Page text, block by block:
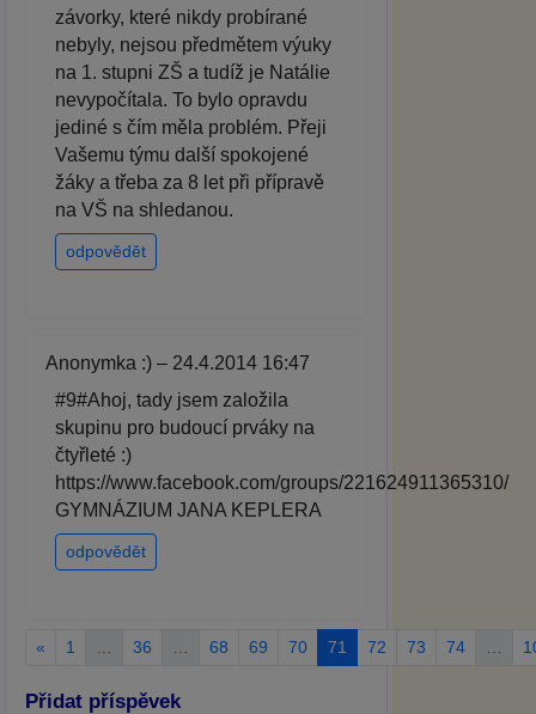
závorky, které nikdy probírané
nebyly, nejsou předmětem výuky
na 1. stupni ZŠ a tudíž je Natálie
nevypočítala. To bylo opravdu
jediné s čím měla problém. Přeji
Vašemu týmu další spokojené
žáky a třeba za 8 let při přípravě
na VŠ na shledanou.
odpovědět
Anonymka :) – 24.4.2014 16:47
#9#Ahoj, tady jsem založila
skupinu pro budoucí prváky na
čtyřleté :)
https://www.facebook.com/groups/221624911365310/
GYMNÁZIUM JANA KEPLERA
odpovědět
« 1 36 68 69 70 71 72 73 74
Přidat příspěvek